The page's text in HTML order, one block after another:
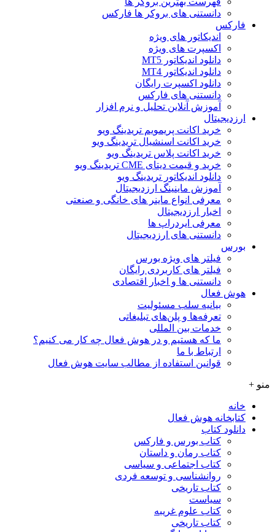
دانستنی های بروکر ها فارکس
فارکس
اندیکاتور های ویژه
اکسپرت های ویژه
دانلود اندیکاتور MT5
دانلود اندیکاتور MT4
دانلود اکسپرت رایگان
دانستنی های فارکس
آموزش آنلاین تحلیل و نرم افزار
ارزدیجیتال
خرید اکانت پریمویم تریدینگ ویو
خرید اکانت اسنشیال تریدینگ ویو
خرید اکانت پلاس تریدینگ ویو
خرید و قیمت دیتای CME تریدینگ ویو
دانلود اندیکاتور تریدینگ ویو
آموزش ماینینگ ارزدیجیتال
معرفی انواع ماینر های خانگی و صنعتی
اخبار ارزدیجیتال
معرفی ایردراپ ها
دانستنی های ارزدیجیتال
بورس
فیلتر های ویژه بورس
فیلتر های کاربردی رایگان
دانستنی ها و اخبار اقتصادی
هوش فعال
بیانیه سلب مسئولیت
تعرفه‌ها و پلن‌های تبلیغاتی
خدمات بین المللی
ما که هستیم و در هوش فعال چه کار می کنیم؟
ارتباط با ما
قوانین استفاده از مطالب سایت هوش فعال
منو +
خانه
کتابخانه هوش فعال
دانلود کتاب
کتاب بورس و فارکس
کتاب رمان و داستان
کتاب اجتماعی و سیاسی
روانشناسی و توسعه فردی
کتاب تاریخی
سیاست
کتاب علوم غریبه
کتاب تاریخی